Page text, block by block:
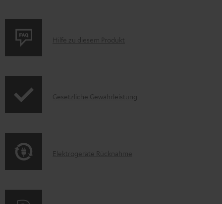
e
d
P
u
A
Hilfe zu diesem Produkt
I
r
Gesetzliche Gewährleistung
E
Elektrogeräte Rücknahme